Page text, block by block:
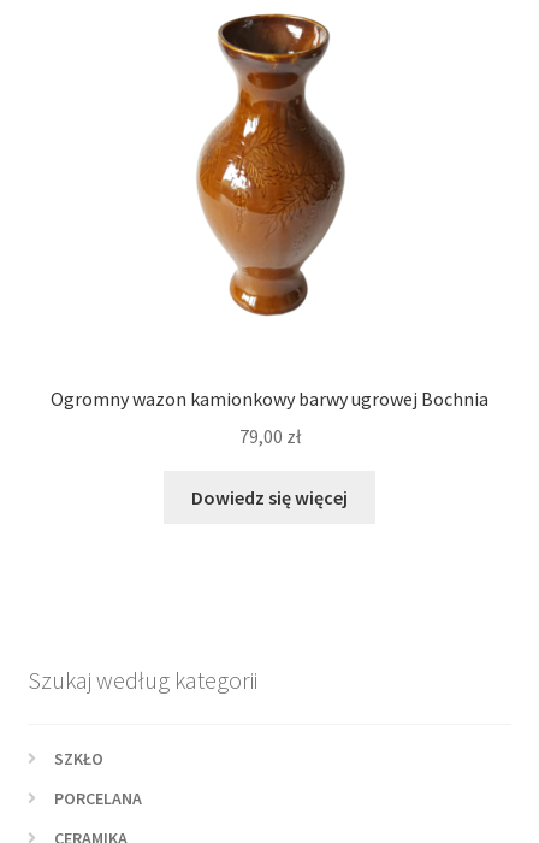
Ogromny wazon kamionkowy barwy ugrowej Bochnia
79,00 zł
Dowiedz się więcej
Szukaj według kategorii
SZKŁO
PORCELANA